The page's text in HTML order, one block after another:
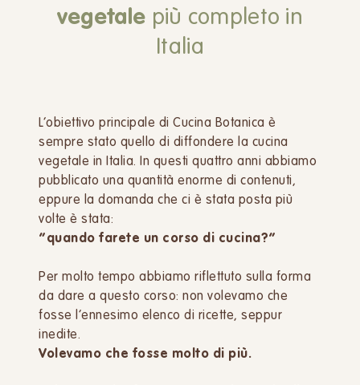
vegetale più completo in
Italia
L’obiettivo principale di Cucina Botanica è
sempre stato quello di diffondere la cucina
vegetale in Italia. In questi quattro anni abbiamo
pubblicato una quantità enorme di contenuti,
eppure la domanda che ci è stata posta più
volte è stata:
“quando farete un corso di cucina?”
Per molto tempo abbiamo riflettuto sulla forma
da dare a questo corso: non volevamo che
fosse l’ennesimo elenco di ricette, seppur
inedite.
Volevamo che fosse molto di più.